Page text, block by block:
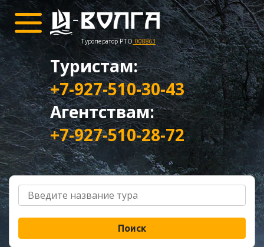
Туроператор РТО 008863
Туристам:
+7-927-510-30-43
Агентствам:
+7-927-510-28-72
Поиск